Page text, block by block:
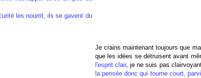
les nourrit, ils se gavent du
Je crains maintenant toujours que
que les idées se détruisent avant
l'esprit clair, je ne suis pas
la pensée donc qui tourne court,